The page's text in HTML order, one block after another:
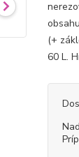
(+
60 L.